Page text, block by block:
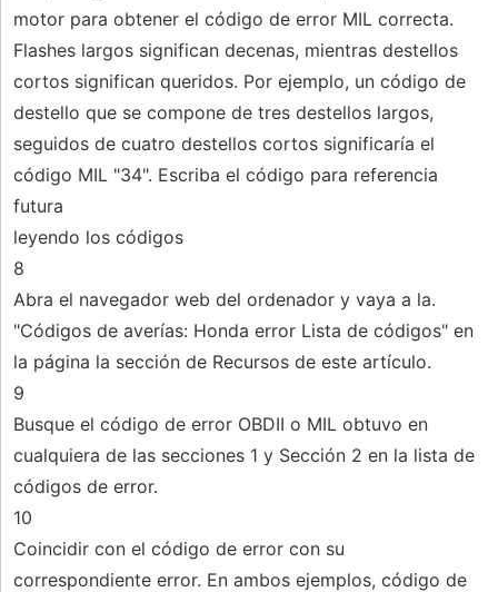
motor para obtener el código de error MIL correcta.
Flashes largos significan decenas, mientras destellos
cortos significan queridos. Por ejemplo, un código de
destello que se compone de tres destellos largos,
seguidos de cuatro destellos cortos significaría el
código MIL "34". Escriba el código para referencia
futura
leyendo los códigos
8
Abra el navegador web del ordenador y vaya a la.
"Códigos de averías: Honda error Lista de códigos" en
la página la sección de Recursos de este artículo.
9
Busque el código de error OBDII o MIL obtuvo en
cualquiera de las secciones 1 y Sección 2 en la lista de
códigos de error.
10
Coincidir con el código de error con su
correspondiente error. En ambos ejemplos, código de